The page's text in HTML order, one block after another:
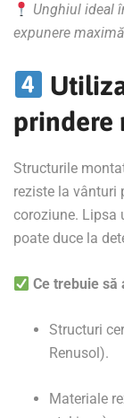
Unghiul ideal
expunere
prindere
Structurile
reziste la vânturi
coroziune. Lipsa
poate duce la
Ce trebuie să
Structuri
Renusol).
Materiale